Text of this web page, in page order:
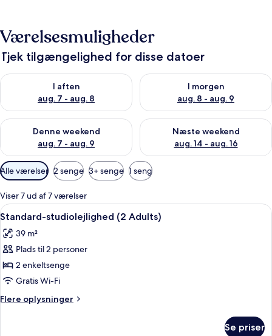
Værelsesmuligheder
Tjek tilgængelighed for disse datoer
I aften
aug. 7 - aug. 8
Tjek tilgængelighed for i aften aug. 7 - aug. 8
I morgen
aug. 8 - aug. 9
Tjek tilgængelighed for i
Denne weekend
aug. 7 - aug. 9
Tjek tilgængelighed for denne weekend aug. 7 - aug. 9
Næste weekend
aug. 14 - aug. 16
Tjek tilgængelighed for næste
Tilgængelige
filtre
for
værelser
Alle værelser 2 senge 3+ senge 1 seng
Viser 7 ud af 7 værelser
Indlæs
alle
billeder
af
Standard-
studiolejlighed
(2
Adults)
Et hotelværelse med to senge, en
3
Standard-studiolejlighed (2 Adults)
39 m²
Plads til 2 personer
2 enkeltsenge
Gratis Wi-Fi
Flere oplysninger
Flere
Se priser